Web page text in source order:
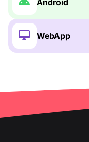
Android
WebApp